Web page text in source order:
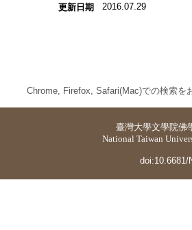
更新日期 2016.07.29
Chrome, Firefox, Safari(Mac)での検索を
臺灣大學文學院佛
National Taiwan
doi:10.6681/